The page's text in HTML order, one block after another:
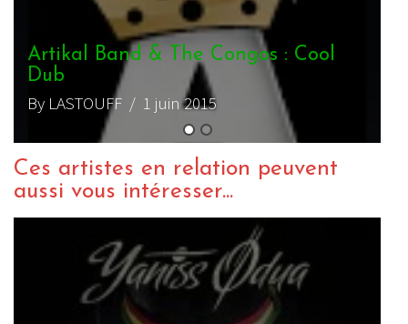
Artikal Band – Live Session 360°
By charliedub/ 20 août 2016
Ces artistes en relation peuvent
aussi vous intéresser...